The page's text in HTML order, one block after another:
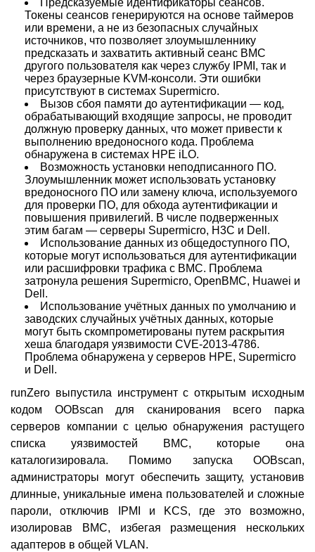
Предсказуемые идентификаторы сеансов.
Токены сеансов генерируются на основе таймеров
или времени, а не из безопасных случайных
источников, что позволяет злоумышленнику
предсказать и захватить активный сеанс BMC
другого пользователя как через службу IPMI, так и
через браузерные KVM-консоли. Эти ошибки
присутствуют в системах Supermicro.
Вызов сбоя памяти до аутентификации — код,
обрабатывающий входящие запросы, не проводит
должную проверку данных, что может привести к
выполнению вредоносного кода. Проблема
обнаружена в системах HPE iLO.
Возможность установки неподписанного ПО.
Злоумышленник может использовать установку
вредоносного ПО или замену ключа, используемого
для проверки ПО, для обхода аутентификации и
повышения привилегий. В числе подверженных
этим багам — серверы Supermicro, H3C и Dell.
Использование данных из общедоступного ПО,
которые могут использоваться для аутентификации
или расшифровки трафика с BMC. Проблема
затронула решения Supermicro, OpenBMC, Huawei и
Dell.
Использование учётных данных по умолчанию и
заводских случайных учётных данных, которые
могут быть скомпрометированы путем раскрытия
хеша благодаря уязвимости CVE-2013-4786.
Проблема обнаружена у серверов HPE, Supermicro
и Dell.
runZero выпустила инструмент с открытым исходным
кодом OOBscan для сканирования всего парка
серверов компании с целью обнаружения растущего
списка уязвимостей BMC, которые она
каталогизировала. Помимо запуска OOBscan,
администраторы могут обеспечить защиту, установив
длинные, уникальные имена пользователей и сложные
пароли, отключив IPMI и KCS, где это возможно,
изолировав BMC, избегая размещения нескольких
адаптеров в общей VLAN.